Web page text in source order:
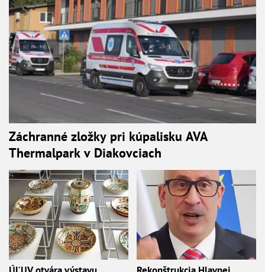
Záchranné zložky pri kúpalisku AVA
Thermalpark v Diakovciach